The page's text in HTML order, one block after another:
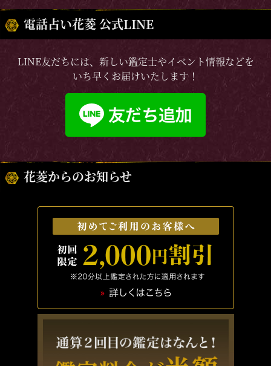
電話占い花菱 公式LINE
LINE友だちには、新しい鑑定士やイベント情報などを
いち早くお届けいたします！
花菱からのお知らせ